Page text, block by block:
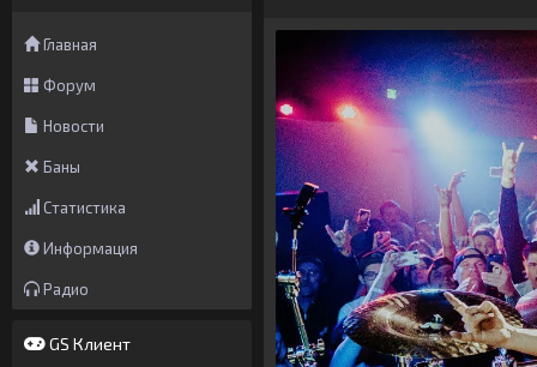
Главная
Форум
Новости
Баны
Статистика
Информация
Радио
GS Клиент